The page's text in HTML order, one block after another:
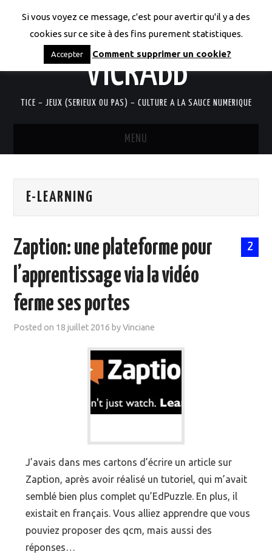
LES CODICES DE
VICRABB
TICE – JEUX (SERIEUX OU PAS) – CULTURE A LA SAUCE NUMERIQUE
MENU
QUI SUIS-JE?
DOCUMENTS
EVÉNEMENTS
E-LEARNING
2
Zaption: une plateforme pour
l’apprentissage via la vidéo
ferme ses portes
Posted on 18 juillet 2016 byVinciane
J’avais dans mes cartons d’écrire un article sur
Zaption, après avoir réalisé un tutoriel, qui m’avait
semblé bien plus complet qu’EdPuzzle. En plus, il
existait en français. Vous alliez apprendre que vous
pouviez proposer des qcm, mais aussi des
réponses…
Si vous voyez ce message, c'est pour avertir qu'il y a des
cookies sur ce site à des fins purement statistiques.
Accepter Comment supprimer un cookie?